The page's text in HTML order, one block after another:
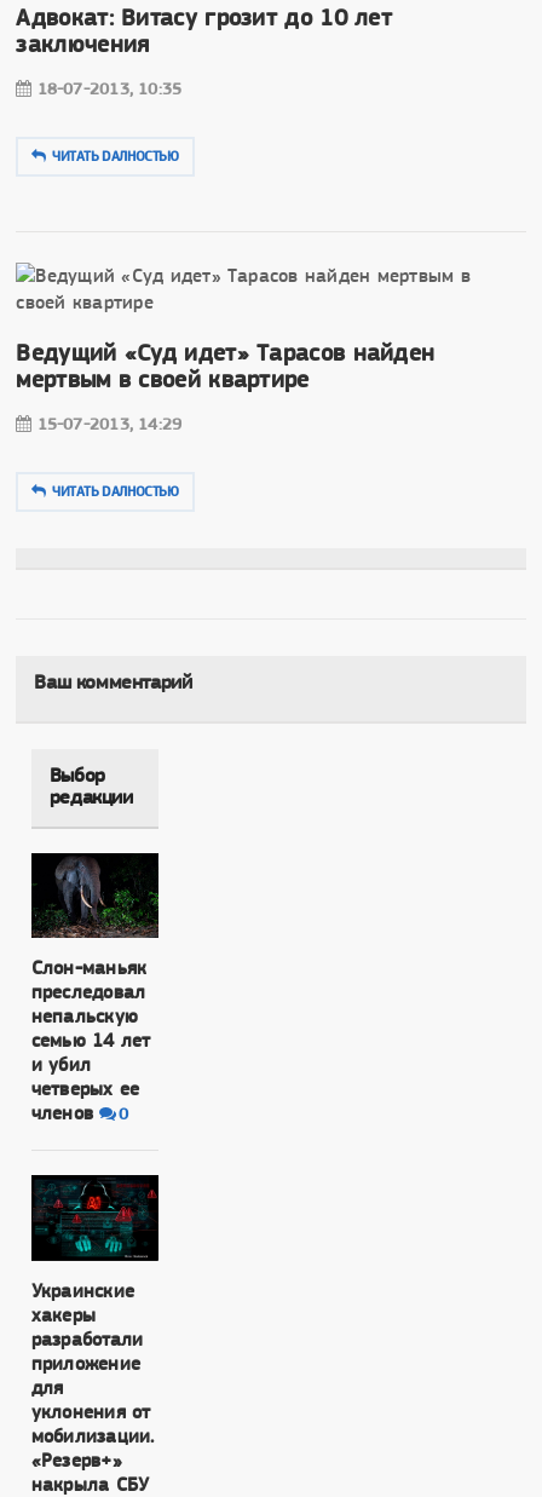
Адвокат: Витасу грозит до 10 лет
заключения
18-07-2013, 10:35
ЧИТАТЬ DAЛНОСТЬЮ
Ведущий «Суд идет» Тарасов найден
мертвым в своей квартире
15-07-2013, 14:29
ЧИТАТЬ DAЛНОСТЬЮ
Ваш комментарий
Выбор
редакции
Слон-маньяк
преследовал
непальскую
семью 14 лет
и убил
четверых ее
членов
0
Украинские
хакеры
разработали
приложение
для
уклонения от
мобилизации.
«Резерв+»
накрыла СБУ